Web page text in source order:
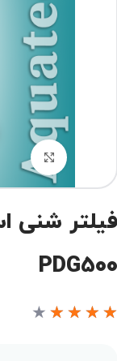
برای
★
★
★
★